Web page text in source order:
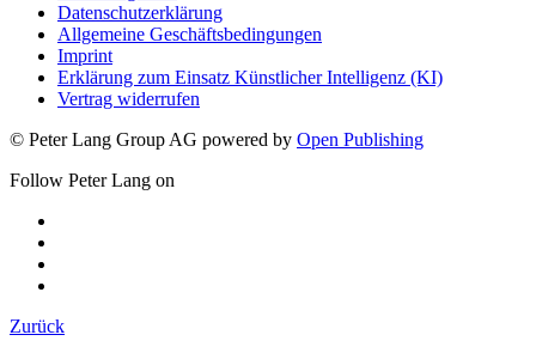
Datenschutzerklärung
Allgemeine Geschäftsbedingungen
Imprint
Erklärung zum Einsatz Künstlicher Intelligenz (KI)
Vertrag widerrufen
© Peter Lang Group AG powered by Open Publishing
Follow Peter Lang on
Zurück